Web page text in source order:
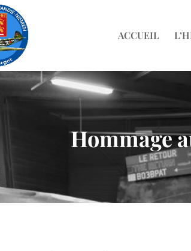
ACCUEIL
Hommage